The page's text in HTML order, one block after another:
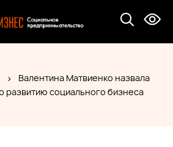
Валентина Матвиенко назвала
развитию социального бизнеса